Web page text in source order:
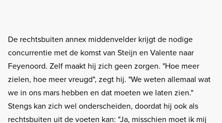
De rechtsbuiten annex middenvelder krijgt de nodige
concurrentie met de komst van Steijn en Valente naar
Feyenoord. Zelf maakt hij zich geen zorgen. "Hoe meer
zielen, hoe meer vreugd", zegt hij. "We weten allemaal wat
we in ons mars hebben en dat moeten we laten zien."
Stengs kan zich wel onderscheiden, doordat hij ook als
rechtsbuiten uit de voeten kan: "Ja, misschien moet ik mij